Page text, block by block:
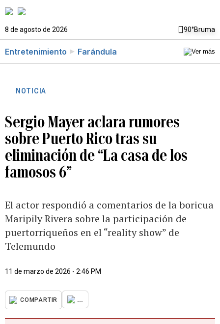
8 de agosto de 2026 90°Bruma
Entretenimiento Farándula
NOTICIA
Sergio Mayer aclara rumores
sobre Puerto Rico tras su
eliminación de “La casa de los
famosos 6”
El actor respondió a comentarios de la boricua
Maripily Rivera sobre la participación de
puertorriqueños en el “reality show” de
Telemundo
11 de marzo de 2026 - 2:46 PM
COMPARTIR ...